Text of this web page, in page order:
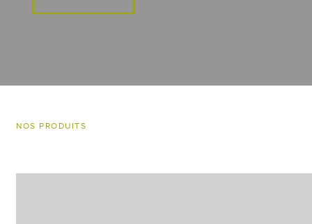
NOS PRODUITS